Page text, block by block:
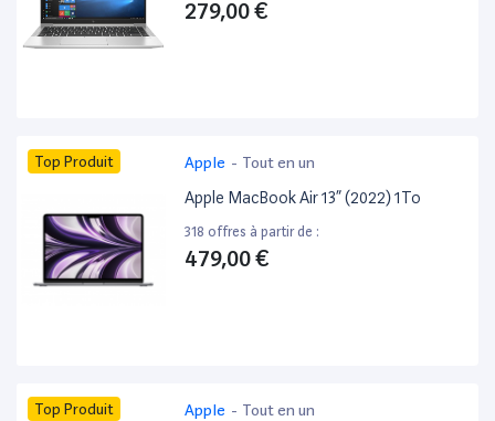
279,00 €
Top Produit Apple - Tout en un
Apple MacBook Air 13” (2022) 1To
318 offres à partir de :
479,00 €
Top Produit Apple - Tout en un